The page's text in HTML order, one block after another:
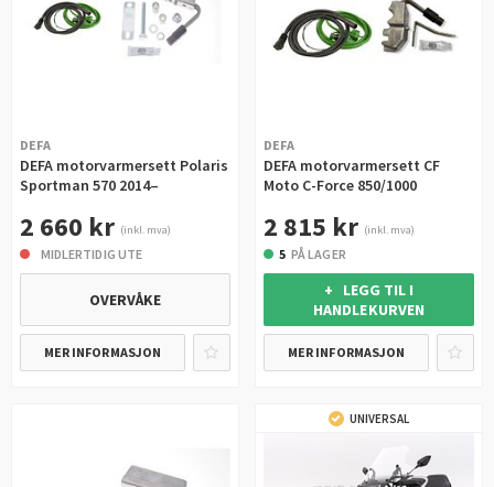
DEFA
DEFA motorvarmersett Polaris
Sportman 570 2014–
2 660 kr (inkl. mva)
MIDLERTIDIG UTE
OVERVÅKE
MER INFORMASJON
DEFA
DEFA motorvarmersett CF
Moto C-Force 850/1000
2 815 kr (inkl. mva)
5 PÅ LAGER
+ LEGG TIL I
HANDLEKURVEN
MER INFORMASJON
UNIVERSAL